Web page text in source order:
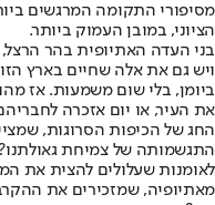
מסיפורי התקומה המרגשים
הציוני, במובן העמוק ביותר.
בני העדה האתיופית בהר
ויש גם את אלה שחיים בארץ
ביומן, בלי שום משמעות. אז
את העיר, או יום אזכרה
החג של הכיפות הסרוגות,
התגשמותה של צמיחת
לאומנות שעלולים להצית את
מאתיופיה, שמזכירים את